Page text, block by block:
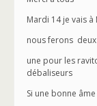
Mardi 14 je vais
nous ferons
une pour les
débaliseurs
Si une bonne